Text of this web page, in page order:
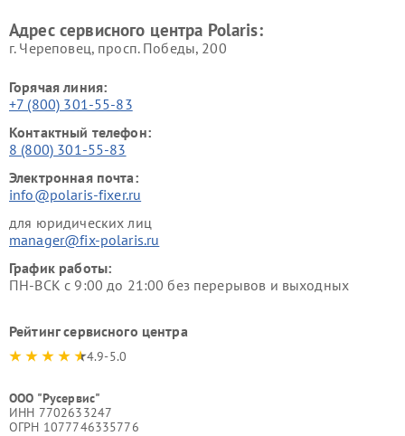
Адрес сервисного центра Polaris:
г. Череповец, просп. Победы, 200
Горячая линия:
+7 (800) 301-55-83
Контактный телефон:
8 (800) 301-55-83
Электронная почта:
info@polaris-fixer.ru
для юридических лиц
manager@fix-polaris.ru
График работы:
ПН-ВСК с 9:00 до 21:00 без перерывов и выходных
Рейтинг сервисного центра
4.9-5.0
ООО "Русервис"
ИНН 7702633247
ОГРН 1077746335776